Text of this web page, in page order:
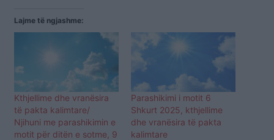
Lajme të ngjashme:
Kthjellime dhe vranësira
të pakta kalimtare/
Njihuni me parashikimin e
motit për ditën e sotme, 9
Parashikimi i motit 6
Shkurt 2025, kthjellime
dhe vranësira të pakta
kalimtare